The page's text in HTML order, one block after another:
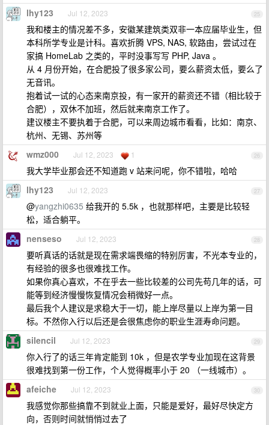
25
lhy123 Jul 12, 2023
我和楼主的情况差不多，安徽某建筑类双非一本应届毕业生，但
本科所学专业是计科。喜欢折腾 VPS, NAS, 软路由，尝试过在
家搞 HomeLab 之类的，平时没事写写 PHP, Java 。
从 4 月份开始，在合肥投了很多家公司，要么薪资太低，要么了
无音讯。
抱着试一试的心态来南京投，有一家开的薪资还不错（相比较于
合肥），双休不加班，然后就来南京工作了。
建议楼主不要执着于合肥，可以来周边城市看看，比如：南京、
杭州、无锡、苏州等
26
wmz000 Jul 12, 2023 1
我大学毕业那会还不知道跑 v 站来问呢，你不错啦，哈哈
27
lhy123 Jul 12, 2023
@yangzhi0635 给我开的 5.5k ，也就那样吧，主要是比较轻
松，适合躺平。
28
nenseso Jul 12, 2023
要听真话的话就是现在需求端畏缩的特别厉害，不光本专业的，
有经验的很多也很难找工作。
如果你真心喜欢，不在乎去一些比较差的公司先苟几年的话，可
能等到经济慢慢恢复情况会稍微好一点。
最后我个人建议是求稳大于一切，能上岸尽量以上岸为第一目
标。不然你入行以后还是会很焦虑你的职业生涯寿命问题。
29
silencil Jul 12, 2023
你入行了的话三年肯定能到 10k ，但是农学专业加现在这背景
很难找到第一份工作，个人觉得概率小于 20 （一线城市）。
30
afeiche Jul 12, 2023
我感觉你那些搞靠不到就业上面，只能是爱好，最好尽快定方
向，否则时间就悄悄过去了